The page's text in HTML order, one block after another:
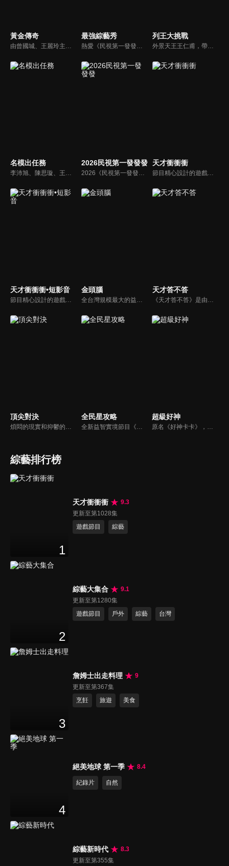
黃金傳奇 最強綜藝秀 列王大挑戰
外景天王王仁甫，帶領初出茅廬、外景界新鮮人的陳漢典攜手主持，兩人各自率領自稱膽大包天的列王藝人團，在節目中相互挑戰對方害怕的極限，集結恐懼、互整、爆笑等綜藝效果，讓觀眾看看藝人們最野生的真情流露！
名模出任務
李沛旭、陳思璇、王尹平、杜詩梅與大愷等人，卸下名模華麗外表、包袱，全力闖關！全台灣顏值最高的外景實境真人秀節目，名模們又會激盪什麼逗趣爆笑的場面呢？
2026民視第一發發發
2026《民視第一發發發》由陳美鳳、白冰冰、陽帆、侯怡君、阿翔、白家綺、賴慧如、籃籃以及郭忠祐擔任主持人，集結百位豪華陣容向觀眾拜年。節目分成四大段：百人大開場「馬年吉祥迎新春」、歌舞單元「躍馬揚鞭慶豐年」、明星運動會「馬到成功萬象新」、益智遊戲的「萬馬奔騰慶團圓」。
天才衝衝衝
節目精心設計的遊戲內容，包括深受觀眾喜愛並且火紅於各大專院校的【TEMPO系列】，考驗藝人用肢體表達能力以及聯想能力的【你是WORD演】、【會演是英雄】，考驗英文程度的【EAR傳耳ABC】，超簡單、超爆笑的【看你怎麼說】，以及考驗藝人反應、機智以及隊友默契的【不可能的默契】等單元，逗趣又爆笑！
天才衝衝衝•短影音
節目精心設計的遊戲內容，包括深受觀眾喜愛並且火紅於各大專院校的【TEMPO系列】，考驗藝人用肢體表達能力以及聯想能力的【你是WORD演】、【會演是英雄】，考驗英文程度的【EAR傳耳ABC】，超簡單、超爆笑的【看你怎麼說】，以及考驗藝人反應、機智以及隊友默契的【不可能的默契】等單元，逗趣又爆笑！
金頭腦
全台灣規模最大的益智節目，首創棚內與外景並重，聰明的觀眾動動腦，尋找各行各業最聰明的人，打造與上班族生活圈最貼近的百人大型益智節目！
天才答不答
《天才答不答》是由吳宗憲和吳怡霈共同主持的益智節目。節目設立高額的獎金來考驗藝人們真實的人性，同時將題目立體化，讓你身歷其境去冒險答題。更有哪些出乎意料的處罰，讓藝人羞愧的不想再答錯！一個最接近「人性」與「真實」的益智節目，現在就讓吳宗憲帶你輕鬆玩轉知識。
頂尖對決
煩悶的現實和抑鬱的社會，你需要的就是笑、大聲笑、開口笑，《頂尖對決》就要你笑到落ㄟ骸，最具綜藝實力的庹宗康，和喜感十足的納豆各自領軍對抗，藝人搞笑pk笑果十足，《頂尖對決》讓你忘掉一週煩惱！
全民星攻略
全新益智實境節目《全民星攻略》，由館長曾國城擔任把關者，考驗著每個來挑戰九宮格益智遊戲藝人明星。想要攻略九宮格關卡，透過創意聯想、邏輯推理、理想分析，才有機會獲取智慧星幣，帶走夢幻大獎。
超級好神
原名《好神卡卡》，後改名為《超級好神》，是一檔益智類綜藝節目，由「A咖天王」徐乃麟搭配黃鐙輝主持。「好神智慧王」、「好神記憶王」、「誰是爆點王」、「好神送好禮」四個單元，讓來賓一較高下。比反應，比記憶，比機智，比膽識，幸運女神的眷顧與遠離永遠都是個未知數！
綜藝排行榜
1
天才衝衝衝
9.3
更新至第1028集
遊戲節目
綜藝
2
綜藝大集合
9.1
更新至第1280集
遊戲節目
戶外 綜藝 台灣
3
詹姆士出走料理
9
更新至第367集
烹飪
旅遊 美食
4
絕美地球 第一季 8.4
紀錄片 自然
綜藝新時代
8.3
更新至第355集